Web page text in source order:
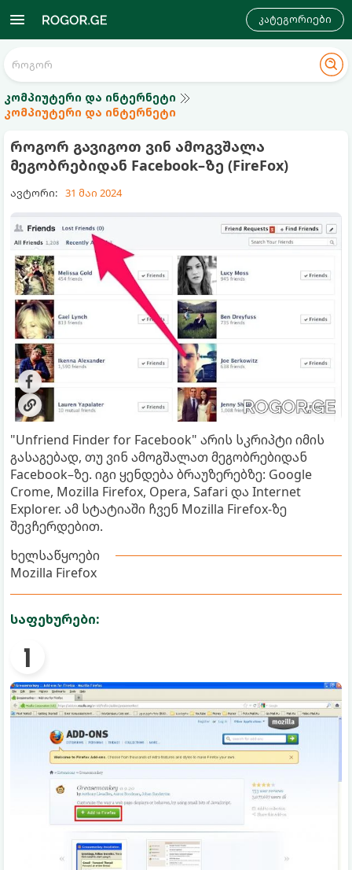
კატეგორიები
კომპიუტერი და ინტერნეტი
კომპიუტერი და ინტერნეტი
როგორ გავიგოთ ვინ ამოგვშალა
მეგობრებიდან Facebook–ზე (FireFox)
ავტორი: 31 მაი 2024
"Unfriend Finder for Facebook" არის სკრიპტი იმის
გასაგებად, თუ ვინ ამოგშალათ მეგობრებიდან
Facebook–ზე. იგი ყენდება ბრაუზერებზე: Google
Crome, Mozilla Firefox, Opera, Safari და Internet
Explorer. ამ სტატიაში ჩვენ Mozilla Firefox-ზე
შევჩერდებით.
ხელსაწყოები
Mozilla Firefox
საფეხურები: